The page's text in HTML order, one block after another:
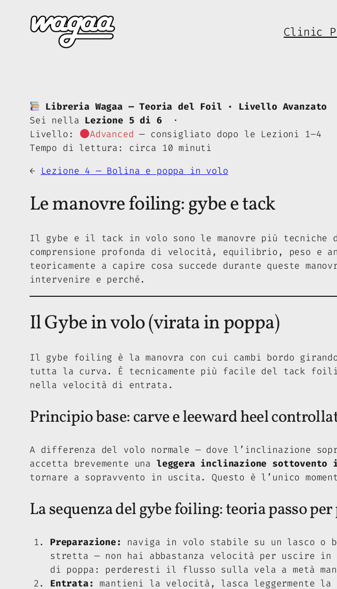
Clinic
Libreria Wagaa — Teoria del Foil · Livello Avanzato
Sei nella Lezione 5 di 6 ·
Livello:
Advanced — consigliato dopo le Lezioni 1–4
Tempo di lettura: circa 10 minuti
← Lezione 4 — Bolina e poppa in volo
Le manovre foiling: gybe e tack
Il gybe e il tack in volo sono le manovre più
comprensione profonda di velocità, equilibrio, peso e
teoricamente a capire cosa succede durante queste
intervenire e perché.
Il Gybe in volo (virata in poppa)
Il gybe foiling è la manovra con cui cambi bordo
tutta la curva. È tecnicamente più facile del tack
nella velocità di entrata.
Principio base: carve e leeward heel
A differenza del volo normale — dove l’inclinazione
accetta brevemente una leggera inclinazione sottovento
tornare a sopravvento in uscita. Questo è l’unico
La sequenza del gybe foiling: teoria passo per
Preparazione: naviga in volo stabile su un lasco o
stretta — non hai abbastanza velocità per uscire in
di poppa: perderesti il flusso sulla vela a metà
Entrata: mantieni la velocità, lasca leggermente